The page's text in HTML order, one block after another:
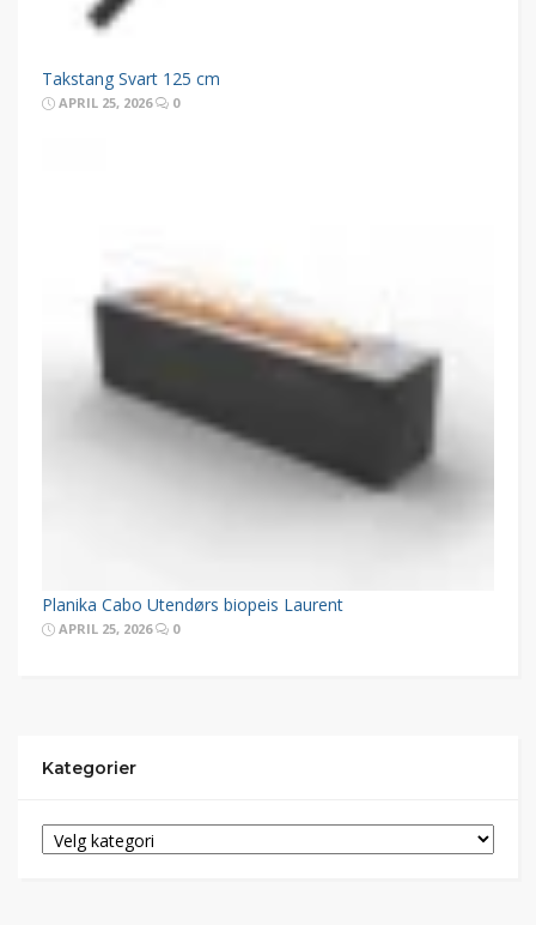
Takstang Svart 125 cm
APRIL 25, 2026 0
Planika Cabo Utendørs biopeis Laurent
APRIL 25, 2026 0
Kategorier